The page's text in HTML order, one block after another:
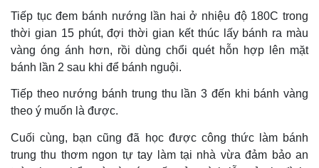
Tiếp tục đem bánh nướng lần hai ở nhiệu độ 180C trong
thời gian 15 phút, đợi thời gian kết thúc lấy bánh ra màu
vàng óng ánh hơn, rồi dùng chổi quét hỗn hợp lên mặt
bánh lần 2 sau khi để bánh nguội.
Tiếp theo nướng bánh trung thu lần 3 đến khi bánh vàng
theo ý muốn là được.
Cuối cùng, bạn cũng đã học được công thức làm bánh
trung thu thơm ngon tự tay làm tại nhà vừa đảm bảo an